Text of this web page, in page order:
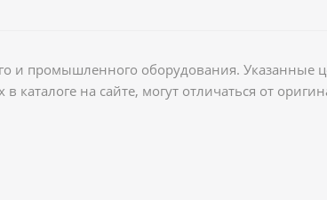
и промышленного оборудования.
каталоге на сайте, могут отличаться от